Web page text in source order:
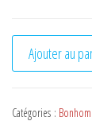
quantité de
Ajouter au
Catégories :